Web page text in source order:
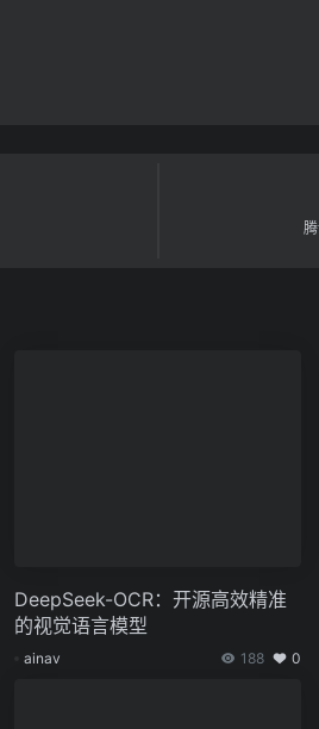
DeepSeek-OCR：开源高效精准
的视觉语言模型
ainav 188 0